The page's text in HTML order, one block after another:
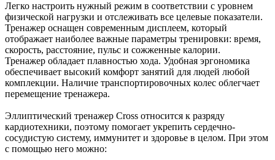
Легко настроить нужный режим в соответствии с уровнем
физической нагрузки и отслеживать все целевые показатели.
Тренажер оснащен современным дисплеем, который
отображает наиболее важные параметры тренировки: время,
скорость, расстояние, пульс и сожженные калории.
Тренажер обладает плавностью хода. Удобная эргономика
обеспечивает высокий комфорт занятий для людей любой
комплекции. Наличие транспортировочных колес облегчает
перемещение тренажера.
Эллиптический тренажер Cross относится к разряду
кардиотехники, поэтому помогает укрепить сердечно-
сосудистую систему, иммунитет и здоровье в целом. При этом
с помощью него можно: